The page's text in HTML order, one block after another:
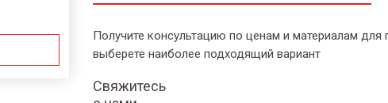
Получите консультацию по ценам и материалам
выберете наиболее подходящий вариант
Свяжитесь